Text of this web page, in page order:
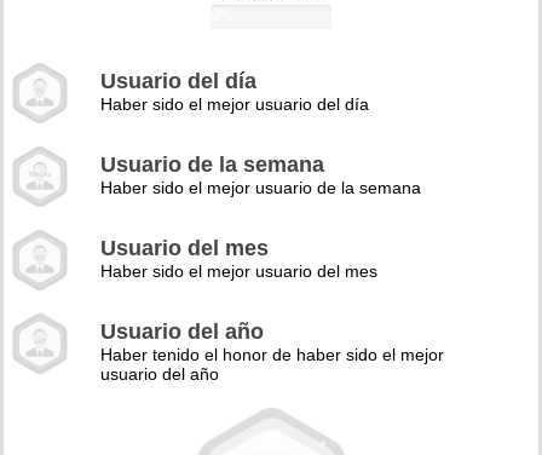
Usuario del día
Haber sido el mejor usuario del día
Usuario de la semana
Haber sido el mejor usuario de la semana
Usuario del mes
Haber sido el mejor usuario del mes
Usuario del año
Haber tenido el honor de haber sido el mejor
usuario del año